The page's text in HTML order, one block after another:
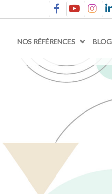
NOS RÉFÉRENCES BLOG